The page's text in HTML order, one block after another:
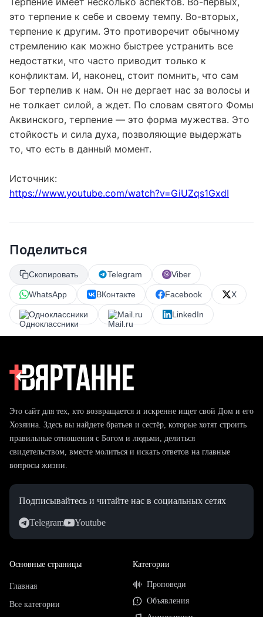
есть.
Терпение имеет несколько аспектов. Во-первых,
это терпение к себе и своему темпу. Во-вторых,
терпение к другим. Это противоречит обычному
стремлению как можно быстрее устранить все
недостатки, что часто приводит только к
конфликтам. И, наконец, стоит помнить, что сам
Бог терпелив к нам. Он не дергает нас за волосы и
не толкает силой, а ждет. По словам святого Фомы
Аквинского, терпение — это форма мужества. Это
то, что есть в данный момент.
Поделиться
Скопировать Telegram Viber
WhatsApp ВКонтакте Facebook
Это сайт для тех, кто возвращается и искренне ищет свой Дом и его
Хозяина. Здесь вы найдете братьев и сестёр, которые хотят строить
правильные отношения с Богом и людьми, делиться
вопросы жизни.
Подписывайтесь и читайте нас в социальных сетях
Основные страницы Категории